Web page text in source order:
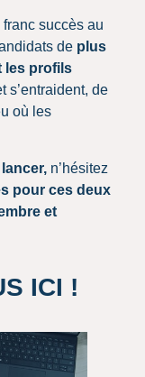
succès au
de plus
les profils
s’entraident, de
où les
n’hésitez
pour ces deux
et
ICI !